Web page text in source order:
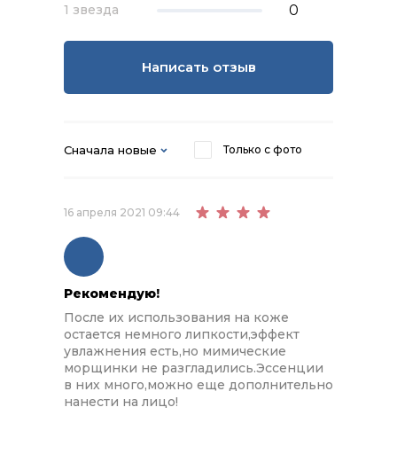
1 звезда 0
Написать отзыв
Сначала новые Только с фото
16 апреля 2021 09:44
Рекомендую!
После их использования на коже
остается немного липкости,эффект
увлажнения есть,но мимические
морщинки не разгладились.Эссенции
в них много,можно еще дополнительно
нанести на лицо!